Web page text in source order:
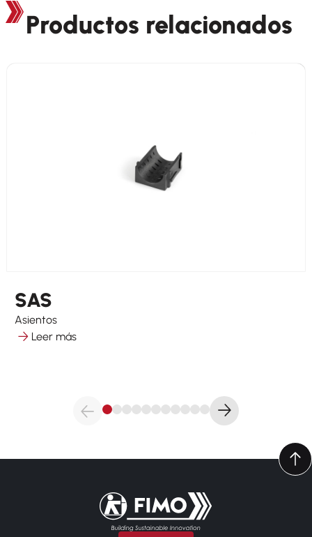
Productos relacionados
SAS
Asientos
Leer más
Volver a la página principal